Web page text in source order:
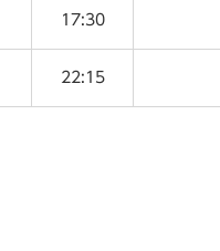
17:30
22:15